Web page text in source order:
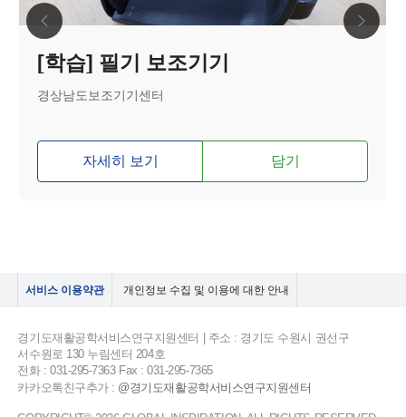
[학습] 필기 보조기기
경상남도보조기기센터
자세히 보기 담기
서비스 이용약관 개인정보 수집 및 이용에 대한 안내
경기도재활공학서비스연구지원센터 | 주소 : 경기도 수원시 권선구
서수원로 130 누림센터 204호
전화 : 031-295-7363 Fax : 031-295-7365
카카오톡친구추가 : @경기도재활공학서비스연구지원센터